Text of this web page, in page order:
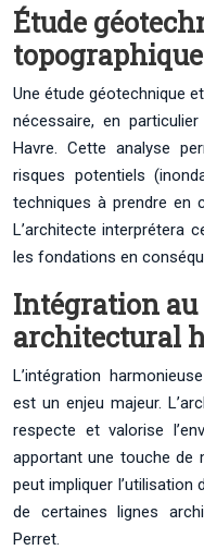
Étude
Une étude géotechnique
nécessaire, en
Havre. Cette analyse
risques potentiels
techniques à prendre en
L’architecte interprétera
les fondations en
Intégration
architectural
L’intégration
est un enjeu majeur.
respecte et valorise
apportant une touche de
peut impliquer l’utilisation
de certaines lignes
Perret.